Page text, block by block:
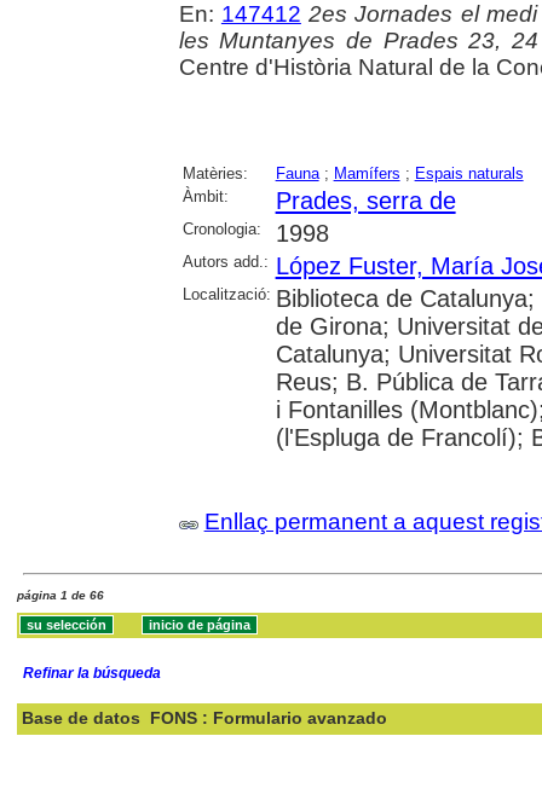
En: 147412 2es Jornades el
les Muntanyes de Prades 23,
Centre d'Història Natural de la
Matèries: Fauna; Mamífers ; Espais naturals
Àmbit:
Prades, serra de
Cronologia: 1998
Autors add.: López Fuster, María
Localització: Biblioteca de
de Girona; Universitat
Catalunya; Universitat
Reus; B. Pública de
i Fontanilles
(l'Espluga de Francolí);
Enllaç permanent a aquest
página 1 de 66
Refinar la búsqueda
Base de datos FONS : Formulario avanzado